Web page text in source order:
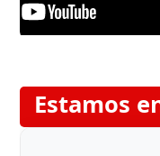
Estamos